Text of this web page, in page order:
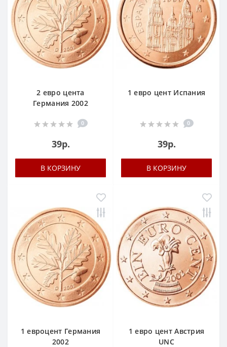
2 евро цента
Германия 2002
0
39р.
В КОРЗИНУ
1 евро цент Испания
0
39р.
В КОРЗИНУ
1 евроцент Германия
2002
1 евро цент Австрия
UNC